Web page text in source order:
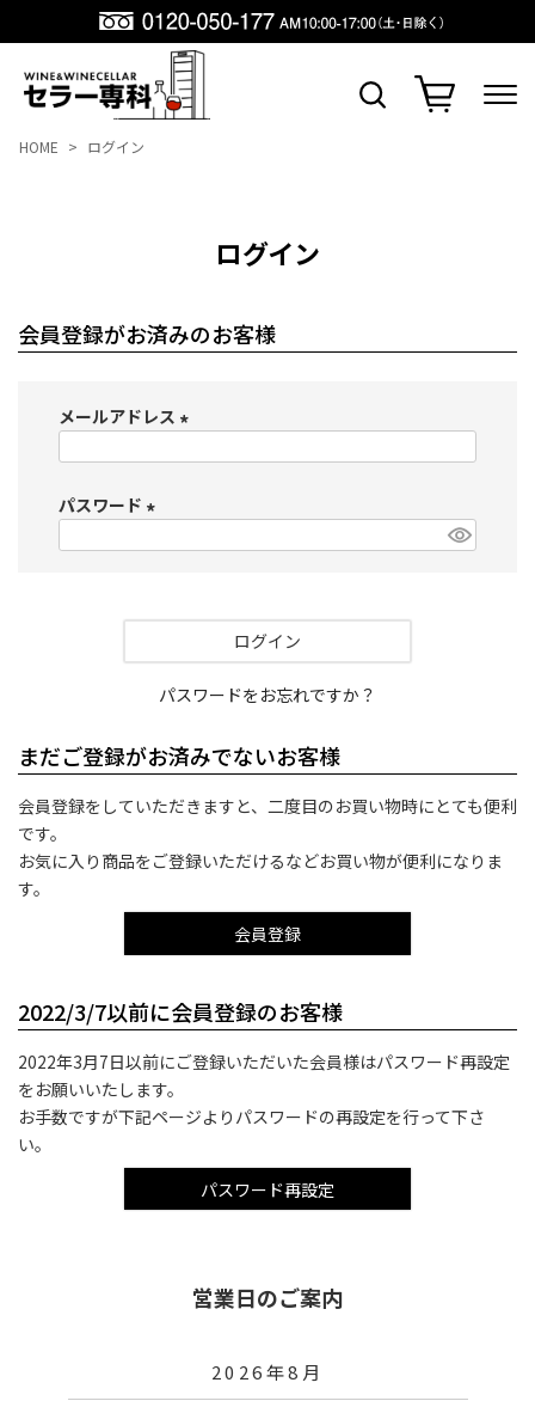
HOME ログイン
ログイン
会員登録がお済みのお客様
メールアドレス
パスワード
)
ログイン
パスワードをお忘れですか？
まだご登録がお済みでないお客様
会員登録をしていただきますと、二度目のお買い物時にとても便利
です。
お気に入り商品をご登録いただけるなどお買い物が便利になりま
す。
会員登録
2022/3/7以前に会員登録のお客様
2022年3月7日以前にご登録いただいた会員様はパスワード再設定
をお願いいたします。
お手数ですが下記ページよりパスワードの再設定を行って下さ
い。
パスワード再設定
営業日のご案内
2026年8月